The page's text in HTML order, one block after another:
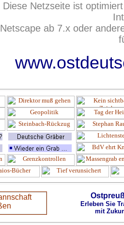
Diese Netzseite ist
Netscape ab 7.x oder
Erleben Sie
mit